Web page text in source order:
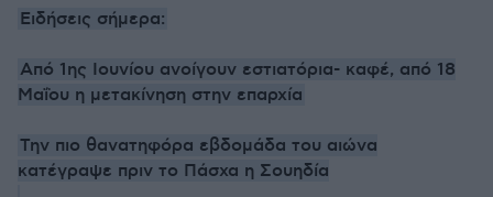
Ειδήσεις σήμερα:
Από 1ης Ιουνίου ανοίγουν εστιατόρια- καφέ, από 18
Μαΐου η μετακίνηση στην επαρχία
Την πιο θανατηφόρα εβδομάδα του αιώνα
κατέγραψε πριν το Πάσχα η Σουηδία